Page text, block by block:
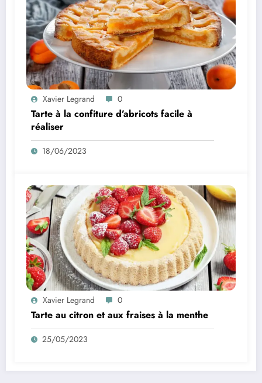
Xavier Legrand 0
Tarte à la confiture d’abricots facile à
réaliser
18/06/2023
Xavier Legrand 0
Tarte au citron et aux fraises à la menthe
25/05/2023